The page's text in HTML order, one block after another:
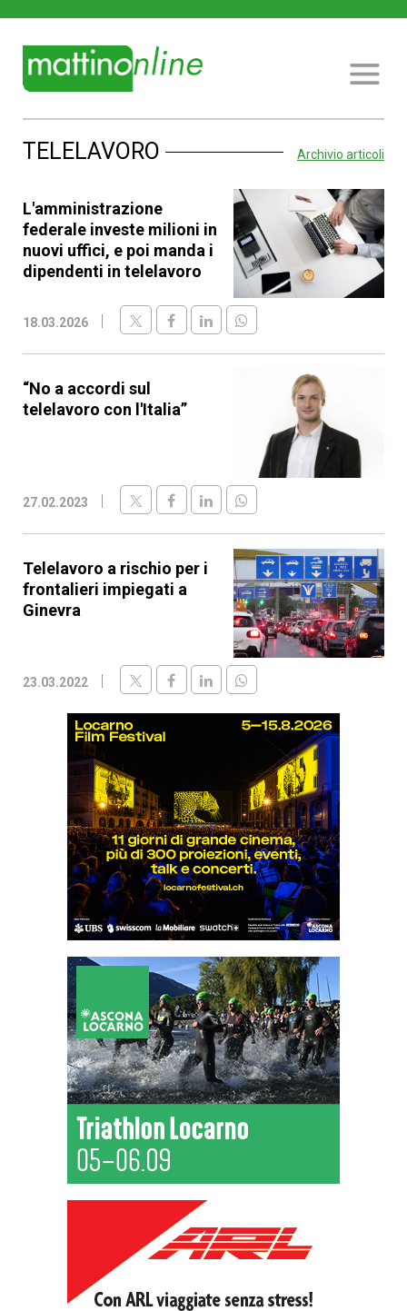
TELELAVORO Archivio articoli
L'amministrazione
federale investe milioni in
nuovi uffici, e poi manda i
dipendenti in telelavoro
18.03.2026
“No a accordi sul
telelavoro con l'Italia”
27.02.2023
Telelavoro a rischio per i
frontalieri impiegati a
Ginevra
23.03.2022